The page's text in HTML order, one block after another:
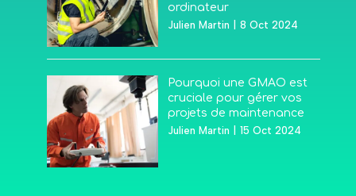
ordinateur
Julien Martin
8 Oct 2024
Pourquoi une GMAO est
cruciale pour gérer vos
projets de maintenance
Julien Martin
15 Oct 2024